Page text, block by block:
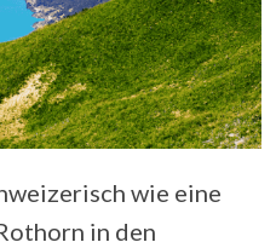
wie eine
in den